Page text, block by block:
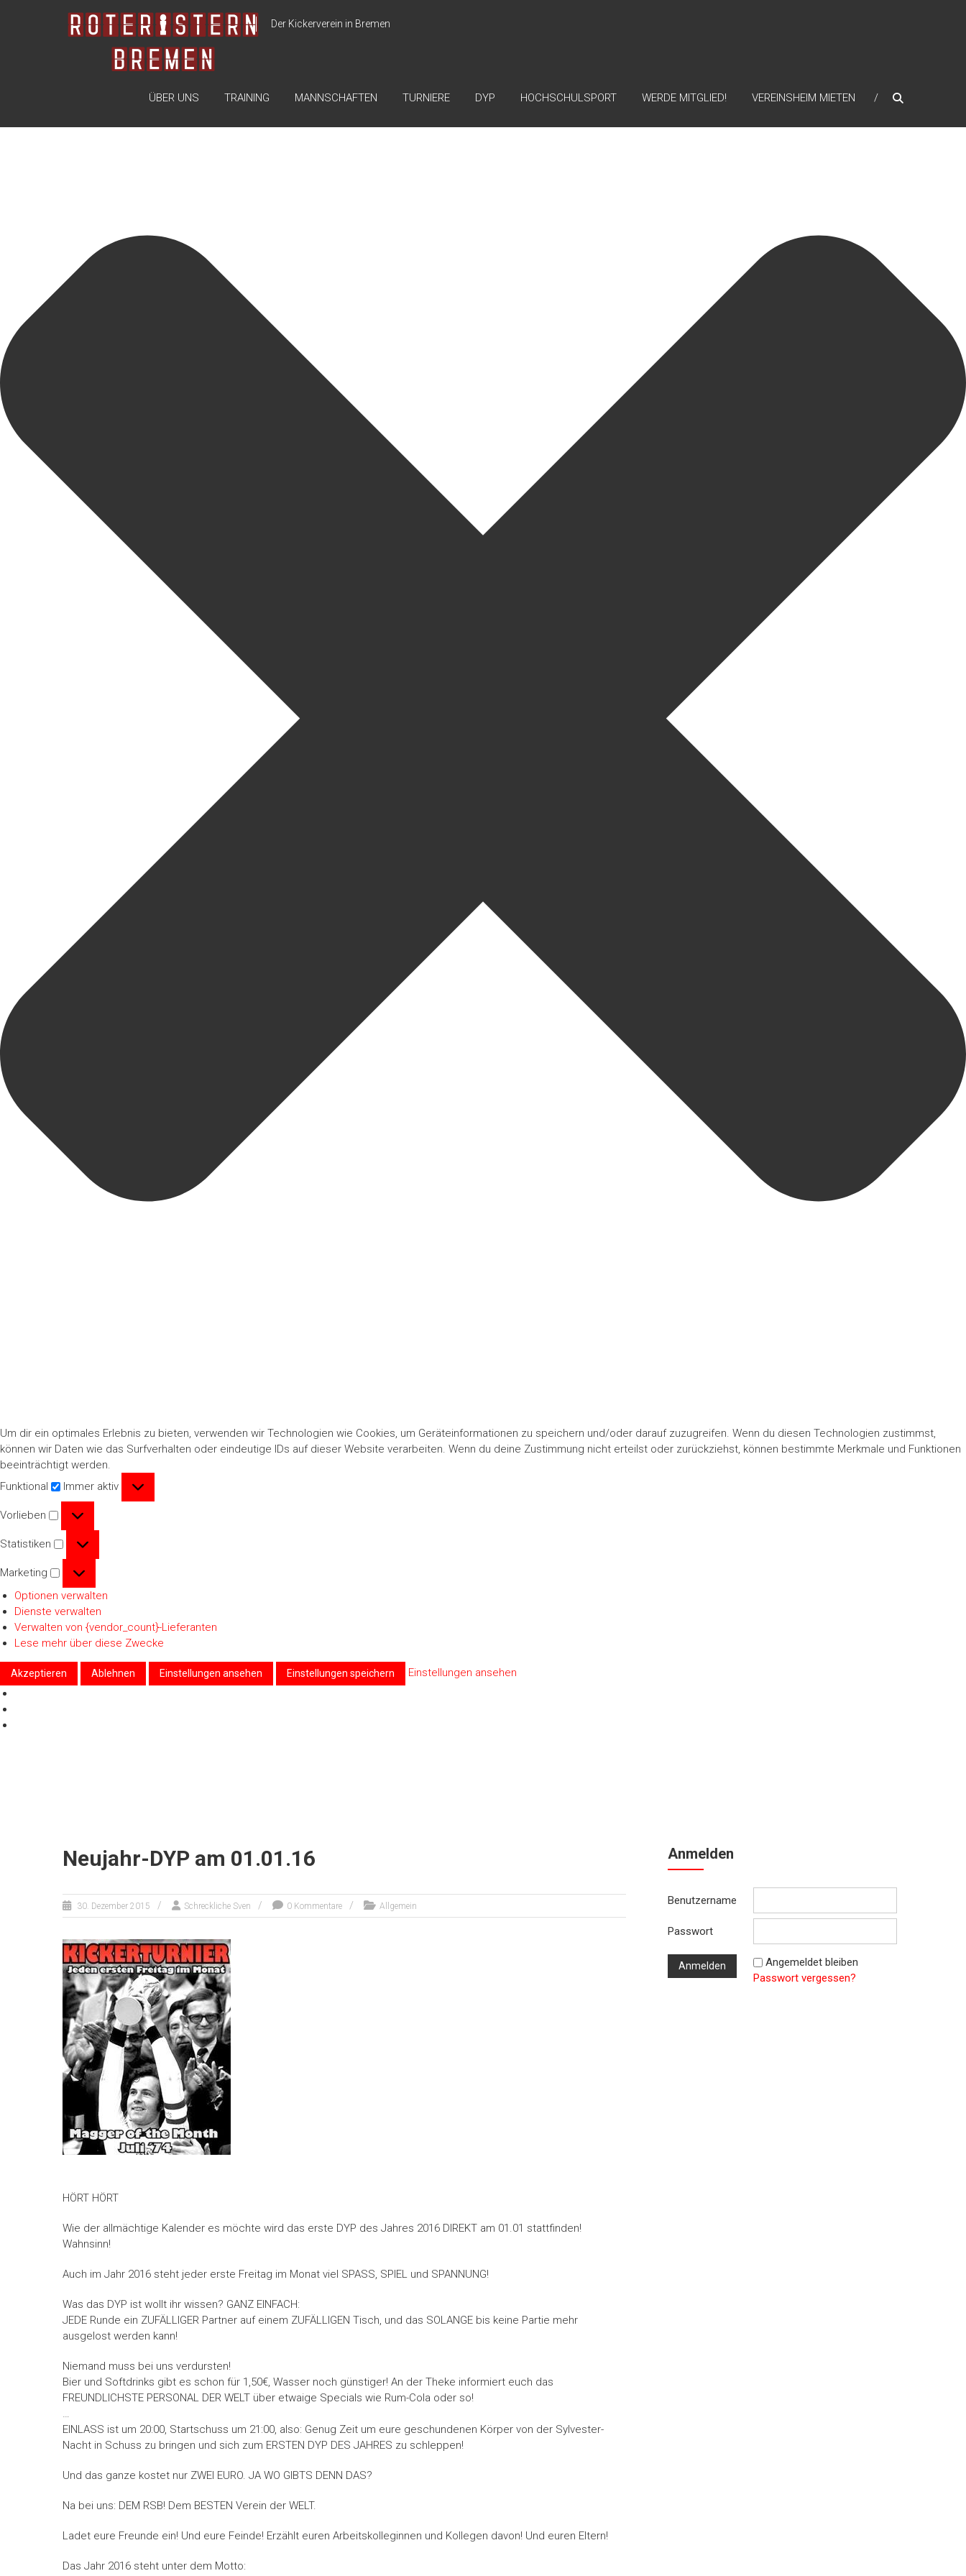
Um dir ein optimales Erlebnis zu bieten, verwenden wir Technologien wie Cookies, um Geräteinformationen zu speichern und/oder darauf zuzugreifen. Wenn du diesen Technologien zustimmst,
können wir Daten wie das Surfverhalten oder eindeutige IDs auf dieser Website verarbeiten. Wenn du deine Zustimmung nicht erteilst oder zurückziehst, können bestimmte Merkmale und Funktionen
beeinträchtigt werden.
Funktional
Funktional
Immer aktiv
Vorlieben
Statistiken
Marketing
Optionen verwalten
Dienste verwalten
Verwalten von {vendor_count}-Lieferanten
Lese mehr über diese Zwecke
Akzeptieren Ablehnen Einstellungen ansehen Einstellungen speichern Einstellungen ansehen
Der Kickerverein in Bremen
ÜBER UNS TRAINING MANNSCHAFTEN TURNIERE DYP HOCHSCHULSPORT WERDE MITGLIED! VEREINSHEIM MIETEN
Neujahr-DYP am 01.01.16
30. Dezember 2015 Schreckliche Sven 0 Kommentare Allgemein
HÖRT HÖRT
Wie der allmächtige Kalender es möchte wird das erste DYP des Jahres 2016 DIREKT am 01.01 stattfinden!
Wahnsinn!
Auch im Jahr 2016 steht jeder erste Freitag im Monat viel SPASS, SPIEL und SPANNUNG!
Was das DYP ist wollt ihr wissen? GANZ EINFACH:
JEDE Runde ein ZUFÄLLIGER Partner auf einem ZUFÄLLIGEN Tisch, und das SOLANGE bis keine Partie mehr
ausgelost werden kann!
Niemand muss bei uns verdursten!
Bier und Softdrinks gibt es schon für 1,50€, Wasser noch günstiger! An der Theke informiert euch das
FREUNDLICHSTE PERSONAL DER WELT über etwaige Specials wie Rum-Cola oder so!
…
EINLASS ist um 20:00, Startschuss um 21:00, also: Genug Zeit um eure geschundenen Körper von der Sylvester-
Nacht in Schuss zu bringen und sich zum ERSTEN DYP DES JAHRES zu schleppen!
Und das ganze kostet nur ZWEI EURO. JA WO GIBTS DENN DAS?
Na bei uns: DEM RSB! Dem BESTEN Verein der WELT.
Ladet eure Freunde ein! Und eure Feinde! Erzählt euren Arbeitskolleginnen und Kollegen davon! Und euren Eltern!
Das Jahr 2016 steht unter dem Motto:
Anmelden
Benutzername
Passwort
Angemeldet bleiben
Passwort vergessen?